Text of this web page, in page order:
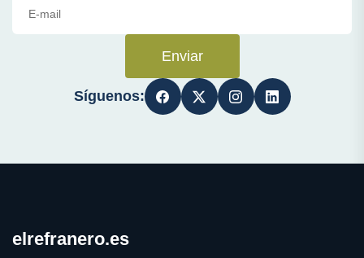
Enviar
Síguenos:
elrefranero.es